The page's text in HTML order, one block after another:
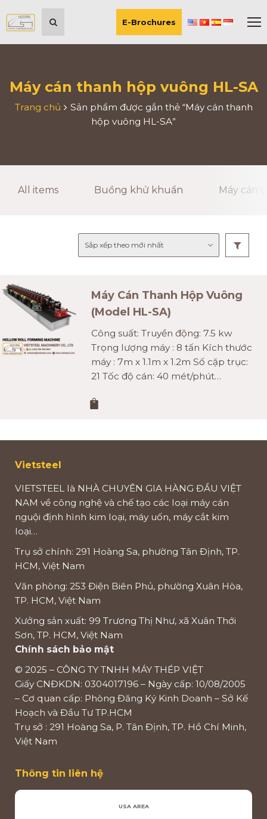
E-Brochures
Máy cán thanh hộp vuông HL-SA
Trang chủ
Sản phẩm được gắn thẻ “Máy cán thanh
hộp vuông HL-SA”
All items Buồng khử khuẩn Máy cán
Máy Cán Thanh Hộp Vuông
(Model HL-SA)
Công suất: Truyền động: 7.5 kw
Trọng lượng máy : 8 tấn Kích thước
máy : 7m x 1.1m x 1.2m Số cặp trục:
21 Tốc độ cán: 40 mét/phút…
Vietsteel
VIETSTEEL là NHÀ CHUYÊN GIA HÀNG ĐẦU VIỆT
NAM về công nghệ và chế tạo các loại máy cán
nguội định hình kim loại, máy uốn, máy cắt kim
loại…
Trụ sở chính: 291 Hoàng Sa, phường Tân Định, TP.
HCM, Việt Nam
Văn phòng: 253 Điện Biên Phủ, phường Xuân Hòa,
TP. HCM, Việt Nam
Xưởng sản xuất: 99 Trương Thị Như, xã Xuân Thới
Sơn, TP. HCM, Việt Nam
Chính sách bảo mật
© 2025 – CÔNG TY TNHH MÁY THÉP VIỆT
Giấy CNĐKDN: 0304017196 – Ngày cấp: 10/08/2005
– Cơ quan cấp: Phòng Đăng Ký Kinh Doanh – Sở Kế
Hoạch và Đầu Tư TP.HCM
Trụ sở : 291 Hoàng Sa, P. Tân Định, TP. Hồ Chí Minh,
Việt Nam
Thông tin liên hệ
USA AREA